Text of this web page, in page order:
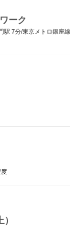
ーク
駅 7分/東京メトロ銀座